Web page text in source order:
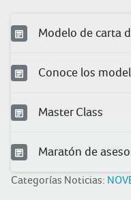
Modelo de carta
Conoce los
Master Class
Maratón de
Categorías Noticias: